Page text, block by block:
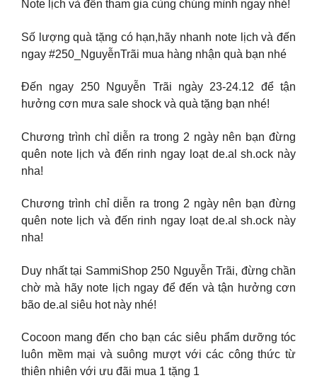
Note lịch và đến tham gia cùng chúng mình ngay nhé!
Số lượng quà tặng có hạn,hãy nhanh note lịch và đến
ngay #250_NguyễnTrãi mua hàng nhận quà bạn nhé
Đến ngay 250 Nguyễn Trãi ngày 23-24.12 để tận
hưởng cơn mưa sale shock và quà tặng bạn nhé!
Chương trình chỉ diễn ra trong 2 ngày nên bạn đừng
quên note lịch và đến rinh ngay loạt de.al sh.ock này
nha!
Chương trình chỉ diễn ra trong 2 ngày nên bạn đừng
quên note lịch và đến rinh ngay loạt de.al sh.ock này
nha!
Duy nhất tại SammiShop 250 Nguyễn Trãi, đừng chần
chờ mà hãy note lịch ngay để đến và tận hưởng cơn
bão de.al siêu hot này nhé!
Cocoon mang đến cho bạn các siêu phẩm dưỡng tóc
luôn mềm mại và suông mượt với các công thức từ
thiên nhiên với ưu đãi mua 1 tặng 1